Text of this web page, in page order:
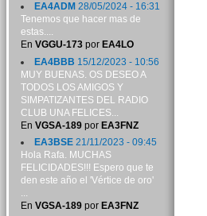
EA4ADM 28/05/2024 - 16:31
Tenemos que hacer mas de
estas....
En VGGU-173por EA4LO
EA4BBB 15/12/2023 - 10:56
MUY BUENAS. OS DESEO A
TODOS LOS AMIGOS Y
SIMPATIZANTES DEL RADIO
CLUB UNA FELICES...
En VGSA-189por EA3FNZ
EA3BSE21/11/2023 - 09:45
Hola Rafa. MUCHAS
FELICIDADES!!! Espero que te
den este año el 'Vértice de oro'
...
En VGSA-189por EA3FNZ